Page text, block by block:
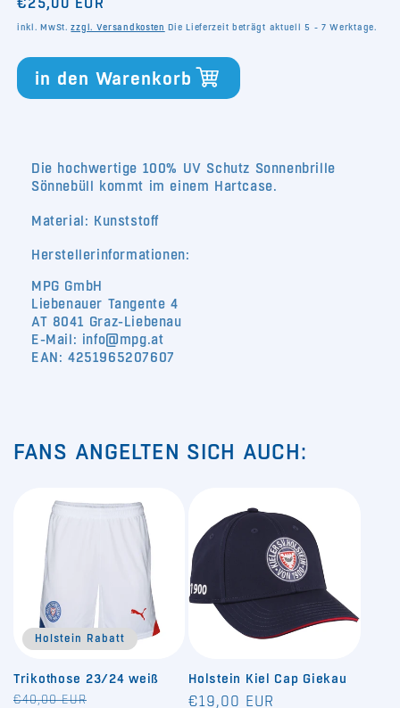
Menge
für
Sönnebüll
für
Sönnebüll
Preis
inkl. MwSt.zzgl. Versandkosten Die Lieferzeit beträgt aktuell 5 - 7 Werktage.
in den Warenkorb
Die hochwertige 100% UV Schutz Sonnenbrille
Sönnebüll kommt im einem Hartcase.
Material: Kunststoff
Herstellerinformationen:
MPG GmbH
Liebenauer Tangente 4
AT 8041 Graz-Liebenau
E-Mail: info@mpg.at
EAN: 4251965207607
FANS ANGELTEN SICH AUCH:
Holstein Rabatt
Trikothose 23/24 weiß
Normaler
€40,00 EUR
Verkaufspreis
Holstein Kiel Cap Giekau
Normaler
€19,00 EUR